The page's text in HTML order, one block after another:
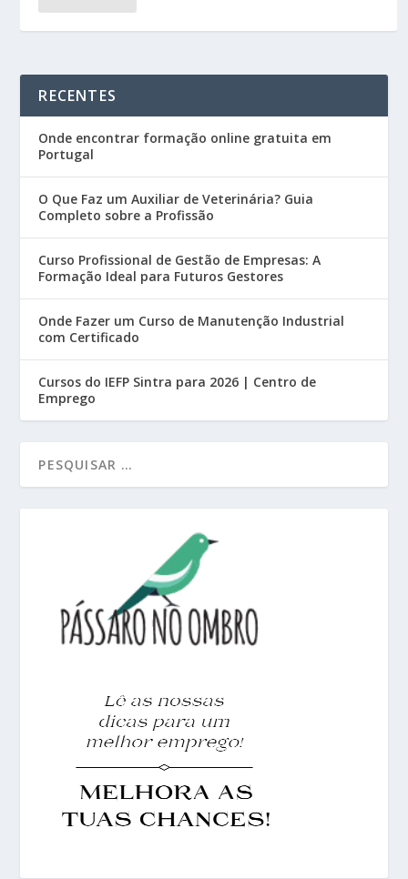
RECENTES
Onde encontrar formação online gratuita em
Portugal
O Que Faz um Auxiliar de Veterinária? Guia
Completo sobre a Profissão
Curso Profissional de Gestão de Empresas: A
Formação Ideal para Futuros Gestores
Onde Fazer um Curso de Manutenção Industrial
com Certificado
Cursos do IEFP Sintra para 2026 | Centro de
Emprego